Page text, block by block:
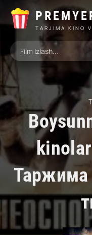
TARJIMA KINO
Таржима